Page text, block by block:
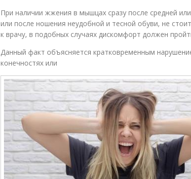
При наличии жжения в мышцах сразу после средней
или после ношения неудобной и тесной обуви, не
к врачу, в подобных случаях дискомфорт должен
Данный факт объясняется кратковременным
конечностях или